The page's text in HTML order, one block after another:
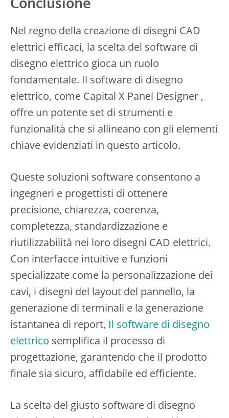
Nel regno della creazione di disegni CAD
elettrici efficaci, la scelta del software di
disegno elettrico gioca un ruolo
fondamentale. Il software di disegno
elettrico, come Capital X Panel Designer ,
offre un potente set di strumenti e
funzionalità che si allineano con gli elementi
chiave evidenziati in questo articolo.
Queste soluzioni software consentono a
ingegneri e progettisti di ottenere
precisione, chiarezza, coerenza,
completezza, standardizzazione e
riutilizzabilità nei loro disegni CAD elettrici.
Con interfacce intuitive e funzioni
specializzate come la personalizzazione dei
cavi, i disegni del layout del pannello, la
generazione di terminali e la generazione
istantanea di report, Il software di disegno
elettrico semplifica il processo di
progettazione, garantendo che il prodotto
finale sia sicuro, affidabile ed efficiente.
La scelta del giusto software di disegno